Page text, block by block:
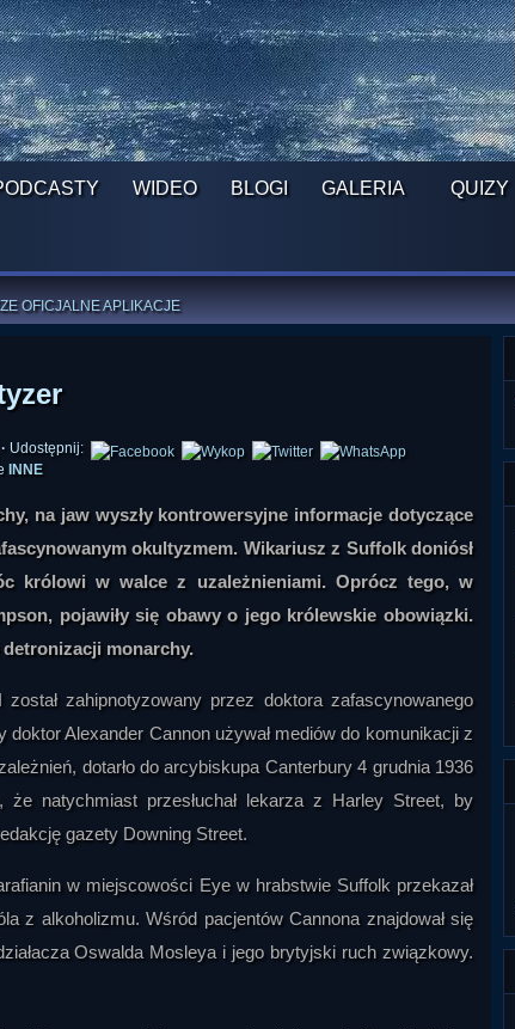
WIDEO BLOGI GALERIA QUIZY
TYDZIEŃ
OFICJALNE APLIKACJE
DATEK DLA MONIKI
· Udostępnij:
INNE
na jaw wyszły kontrowersyjne informacje dotyczące
okultyzmem. Wikariusz z Suffolk doniósł
królowi w walce z uzależnieniami. Oprócz tego, w
pojawiły się obawy o jego królewskie obowiązki.
detronizacji monarchy.
zahipnotyzowany przez doktora zafascynowanego
Alexander Cannon używał mediów do komunikacji z
dotarło do arcybiskupa Canterbury 4 grudnia 1936
natychmiast przesłuchał lekarza z Harley Street, by
gazety Downing Street.
w miejscowości Eye w hrabstwie Suffolk przekazał
z alkoholizmu. Wśród pacjentów Cannona znajdował się
Oswalda Mosleya i jego brytyjski ruch związkowy.